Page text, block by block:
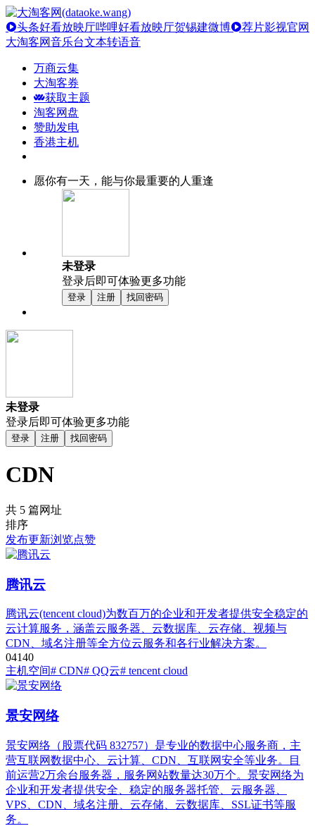
头条好看放映厅哔哩好看放映厅贺锡建微博
荐片影视官网
大淘客网音乐台文本转语音
万商云集
大淘客券
获取主题
淘客网盘
赞助发电
香港主机
愿你有一天，能与你最重要的人重逢
未登录
登录后即可体验更多功能
登录 注册 找回密码
未登录
登录后即可体验更多功能
登录 注册 找回密码
CDN
共 5 篇网址
排序
发布更新浏览点赞
腾讯云
腾讯云(tencent cloud)为数百万的企业和开发者提供安全稳定的
云计算服务，涵盖云服务器、云数据库、云存储、视频与
CDN、域名注册等全方位云服务和各行业解决方案。
04140
主机空间# CDN# QQ云# tencent cloud
景安网络
景安网络（股票代码 832757）是专业的数据中心服务商，主
营互联网数据中心、云计算、CDN、互联网安全等业务。目
前运营2万余台服务器，服务网站数量达30万个。景安网络为
企业和开发者提供安全、稳定的服务器托管、云服务器、
VPS、CDN、域名注册、云存储、云数据库、SSL证书等服
务。